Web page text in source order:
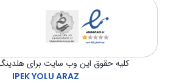
CAD. No:292 Tempo iş merkezi Kat:5 İç
کلیه حقوق این وب سایت برای
IPEK YOLU ARAZ